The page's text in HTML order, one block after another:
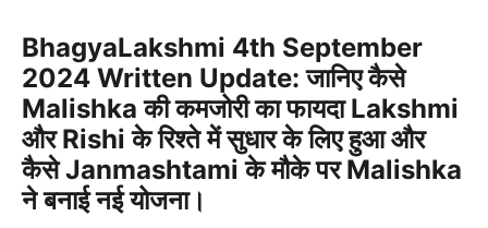
BhagyaLakshmi 4th September
2024 Written Update: जानिए कैसे
Malishka की कमजोरी का फायदा Lakshmi
और Rishi के रिश्ते में सुधार के लिए हुआ और
कैसे Janmashtami के मौके पर Malishka
ने बनाई नई योजना।